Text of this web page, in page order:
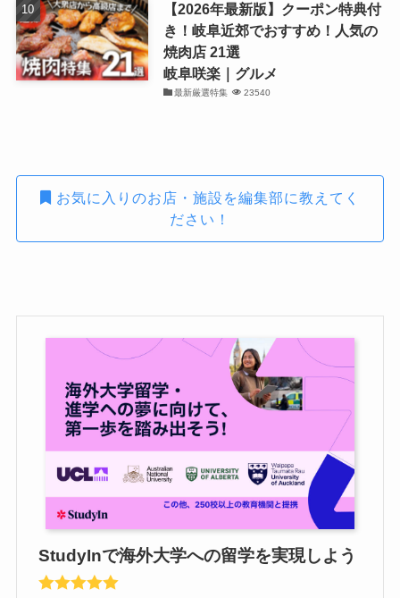
【2026年最新版】クーポン特典付
き！岐阜近郊でおすすめ！人気の
焼肉店 21選
岐阜咲楽｜グルメ
最新厳選特集 23540
お気に入りのお店・施設を編集部に教えてく
ださい！
StudyInで海外大学への留学を実現しよう